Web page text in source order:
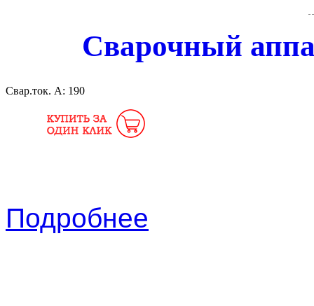
Сварочный
Свар.ток. А: 190
Подробнее